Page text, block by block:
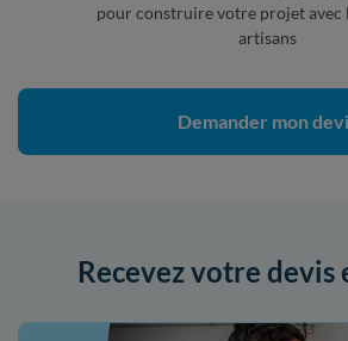
pour construire votre projet avec
artisans
Demander mon
Recevez votre devis